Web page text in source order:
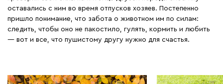
оставались с ним во время отпусков хозяев. Постепенно
пришло понимание, что забота о животном им по силам:
следить, чтобы оно не пакостило, гулять, кормить и любить
— вот и все, что пушистому другу нужно для счастья.